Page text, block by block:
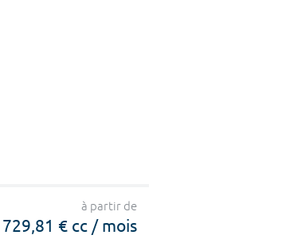
à partir de
729,81 € cc / mois